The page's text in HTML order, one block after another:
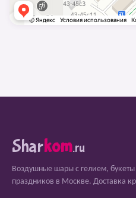
Sharkom.ru
Воздушные шары с гелием,
праздников в Москве. Доставка